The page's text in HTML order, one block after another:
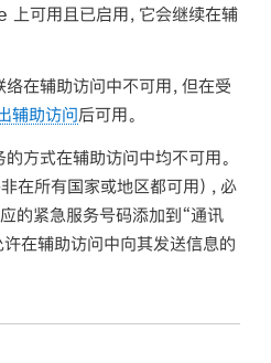
可用且已启用，它会继续在辅
在辅助访问中不可用，但在受
辅助访问后可用。
方式在辅助访问中均不可用。
在所有国家或地区都可用），必
的紧急服务号码添加到“通讯
在辅助访问中向其发送信息的